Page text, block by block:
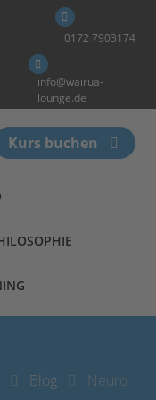
0172 7903174
info@wairua-
lounge.de
Kurs buchen
Blog Neuro